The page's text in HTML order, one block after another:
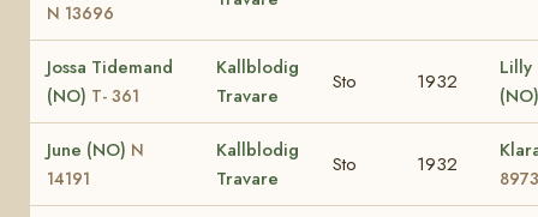
N 13696
Jossa Tidemand
(NO) T- 361
Kallblodig
Travare
Sto 1932
Lilly
(NO)
June (NO) N
14191
Kallblodig
Travare
Sto 1932
8973